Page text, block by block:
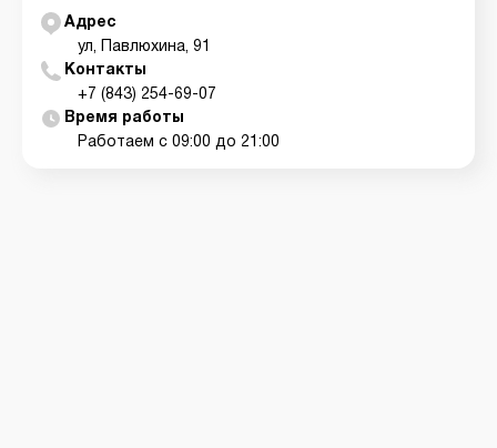
Адрес
ул, Павлюхина, 91
Контакты
+7 (843) 254-69-07
Время работы
Работаем с 09:00 до 21:00